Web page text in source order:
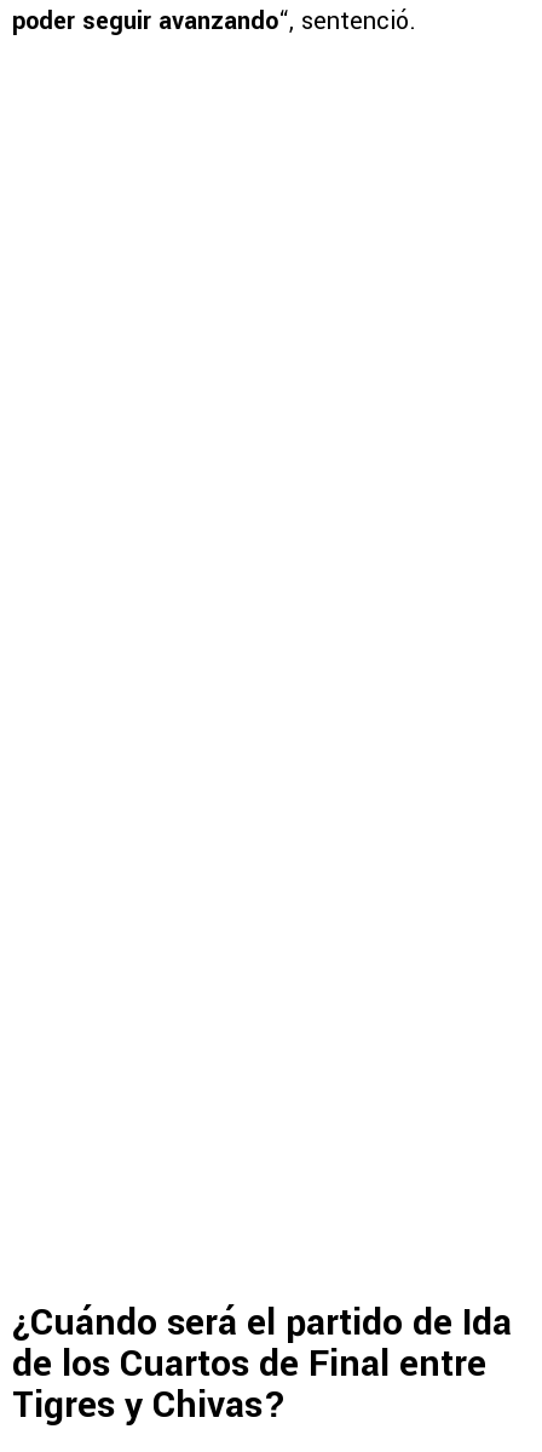
poder seguir avanzando“, sentenció.
¿Cuándo será el partido de Ida
de los Cuartos de Final entre
Tigres y Chivas?